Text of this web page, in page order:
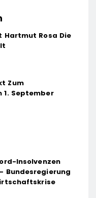
Hartmut Rosa Die
Zum
September
Insolvenzen
Bundesregierung